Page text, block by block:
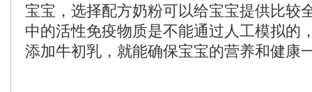
宝宝，选择配方奶粉可以给宝宝提供比较
中的活性免疫物质是不能通过人工模拟的
添加牛初乳，就能确保宝宝的营养和健康